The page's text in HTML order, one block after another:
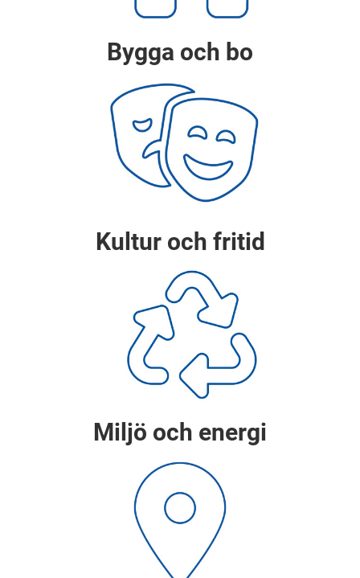
Bygga och bo
Kultur och fritid
Miljö och energi